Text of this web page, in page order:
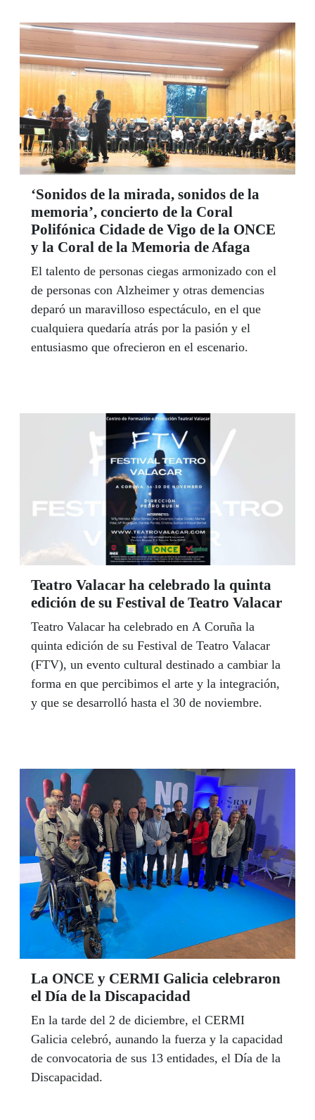
‘Sonidos de la mirada, sonidos de la
memoria’, concierto de la Coral
Polifónica Cidade de Vigo de la ONCE
y la Coral de la Memoria de Afaga
El talento de personas ciegas armonizado con el
de personas con Alzheimer y otras demencias
deparó un maravilloso espectáculo, en el que
cualquiera quedaría atrás por la pasión y el
entusiasmo que ofrecieron en el escenario.
Teatro Valacar ha celebrado la quinta
edición de su Festival de Teatro Valacar
Teatro Valacar ha celebrado en A Coruña la
quinta edición de su Festival de Teatro Valacar
(FTV), un evento cultural destinado a cambiar la
forma en que percibimos el arte y la integración,
y que se desarrolló hasta el 30 de noviembre.
La ONCE y CERMI Galicia celebraron
el Día de la Discapacidad
En la tarde del 2 de diciembre, el CERMI
Galicia celebró, aunando la fuerza y la capacidad
de convocatoria de sus 13 entidades, el Día de la
Discapacidad.